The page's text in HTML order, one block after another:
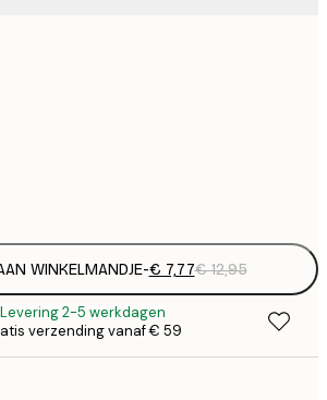
WINKELMANDJE-€ 7,77€ 12,95
Levering 2-5 werkdagen
verzending vanaf € 59